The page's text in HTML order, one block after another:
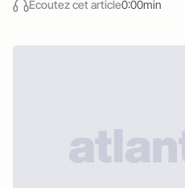
Écoutez cet article0:00min